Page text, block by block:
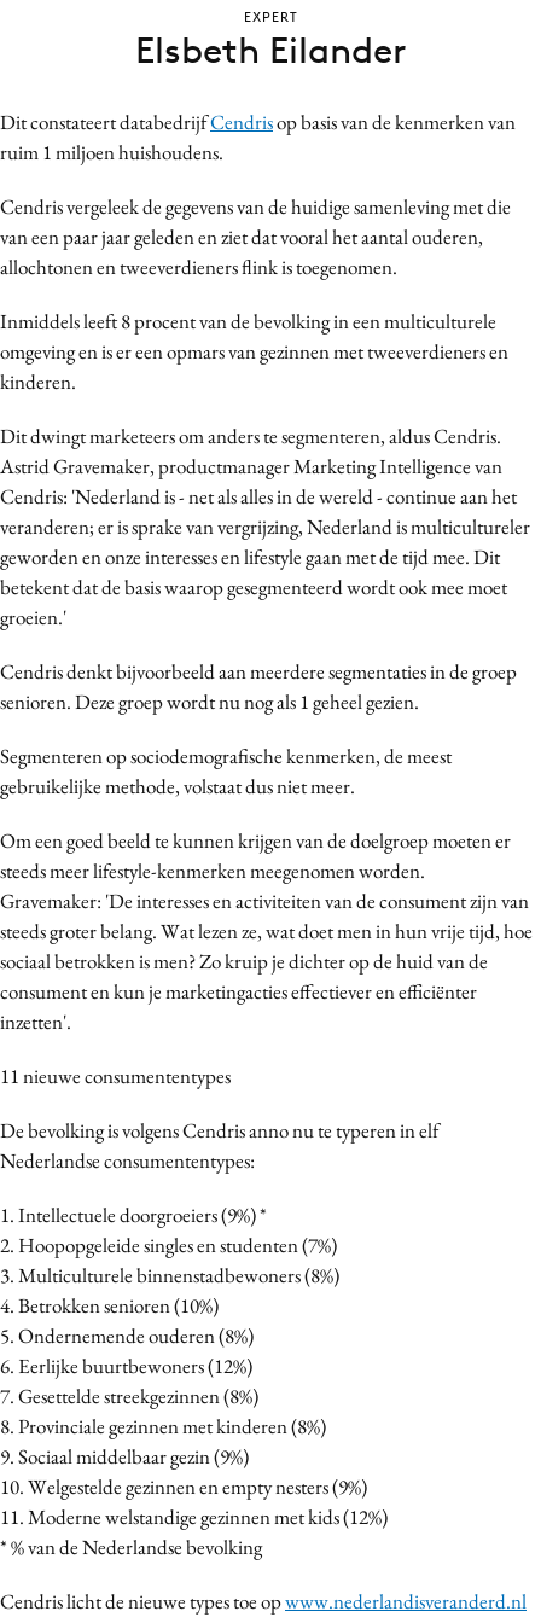
Contentmarketing
Craft
Customer Experience
Data & Insights
Design
Digital transformation
Diversiteit
Effectiviteit
Influencer marketing
Interne communicatie
Martech
Media
Merkstrategie
Programmatic
Purpose Marketing
Reputatie & crisis
Dit constateert databedrijfCendrisop basis van de kenmerken van
ruim 1 miljoen huishoudens.
Cendris vergeleek de gegevens van de huidige samenleving met die
van een paar jaar geleden en ziet dat vooral het aantal ouderen,
allochtonen en tweeverdieners flink is toegenomen.
Inmiddels leeft 8 procent van de bevolking in een multiculturele
omgeving en is er een opmars van gezinnen met tweeverdieners en
kinderen.
Dit dwingt marketeers om anders te segmenteren, aldus Cendris.
Astrid Gravemaker, productmanager Marketing Intelligence van
Cendris: 'Nederland is - net als alles in de wereld - continue aan het
veranderen; er is sprake van vergrijzing, Nederland is multicultureler
geworden en onze interesses en lifestyle gaan met de tijd mee. Dit
betekent dat de basis waarop gesegmenteerd wordt ook mee moet
groeien.'
Cendris denkt bijvoorbeeld aan meerdere segmentaties in de groep
senioren. Deze groep wordt nu nog als 1 geheel gezien.
Segmenteren op sociodemografische kenmerken, de meest
gebruikelijke methode, volstaat dus niet meer.
Om een goed beeld te kunnen krijgen van de doelgroep moeten er
steeds meer lifestyle-kenmerken meegenomen worden.
Gravemaker: 'De interesses en activiteiten van de consument zijn van
steeds groter belang. Wat lezen ze, wat doet men in hun vrije tijd, hoe
sociaal betrokken is men? Zo kruip je dichter op de huid van de
consument en kun je marketingacties effectiever en efficiënter
inzetten'.
11 nieuwe consumententypes
De bevolking is volgens Cendris anno nu te typeren in elf
Nederlandse consumententypes:
1. Intellectuele doorgroeiers (9%) *
2. Hoopopgeleide singles en studenten (7%)
3. Multiculturele binnenstadbewoners (8%)
4. Betrokken senioren (10%)
5. Ondernemende ouderen (8%)
6. Eerlijke buurtbewoners (12%)
7. Gesettelde streekgezinnen (8%)
8. Provinciale gezinnen met kinderen (8%)
9. Sociaal middelbaar gezin (9%)
10. Welgestelde gezinnen en empty nesters (9%)
11. Moderne welstandige gezinnen met kids (12%)
* % van de Nederlandse bevolking
Cendris licht de nieuwe types toe opwww.nederlandisveranderd.nl
EXPERT
Elsbeth Eilander